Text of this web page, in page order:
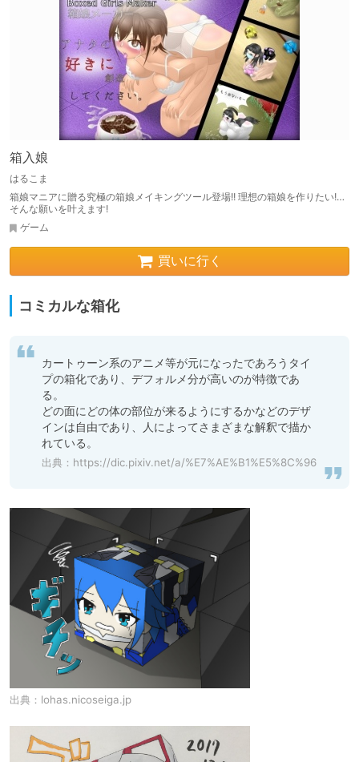
箱入娘
はるこま
箱娘マニアに贈る究極の箱娘メイキングツール登場!! 理想の箱娘を作りたい!…
そんな願いを叶えます!
ゲーム
買いに行く
コミカルな箱化
カートゥーン系のアニメ等が元になったであろうタイ
プの箱化であり、デフォルメ分が高いのが特徴であ
る。
どの面にどの体の部位が来るようにするかなどのデザ
インは自由であり、人によってさまざまな解釈で描か
れている。
出典： https://dic.pixiv.net/a/%E7%AE%B1%E5%8C%96
出典： lohas.nicoseiga.jp